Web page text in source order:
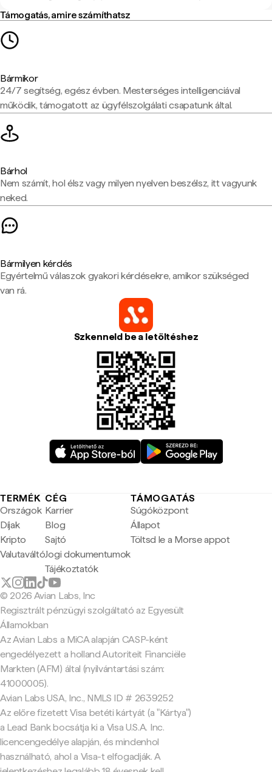
Támogatás, amire számíthatsz
Bármikor
24/7 segítség, egész évben. Mesterséges intelligenciával
működik, támogatott az ügyfélszolgálati csapatunk által.
Bárhol
Nem számít, hol élsz vagy milyen nyelven beszélsz, itt vagyunk
neked.
Bármilyen kérdés
Egyértelmű válaszok gyakori kérdésekre, amikor szükséged
van rá.
Szkenneld be a letöltéshez
TERMÉK
Országok
Díjak
Kripto
Valutaváltó
CÉG
Karrier
Blog
Sajtó
Jogi dokumentumok
Tájékoztatók
TÁMOGATÁS
Súgóközpont
Állapot
Töltsd le a Morse appot
© 2026 Avian Labs, Inc
Regisztrált pénzügyi szolgáltató az Egyesült
Államokban
Az Avian Labs a MiCA alapján CASP-ként
engedélyezett a holland Autoriteit Financiële
Markten (AFM) által (nyilvántartási szám:
41000005).
Avian Labs USA, Inc., NMLS ID # 2639252
Az előre fizetett Visa betéti kártyát (a "Kártya")
a Lead Bank bocsátja ki a Visa U.S.A. Inc.
licencengedélye alapján, és mindenhol
használható, ahol a Visa-t elfogadják. A